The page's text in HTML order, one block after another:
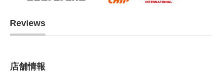
Reviews
店舗情報